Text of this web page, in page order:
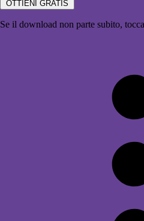
OTTIENI GRATIS
Se il download non parte subito, tocca